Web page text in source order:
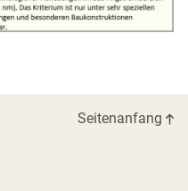
Seitenanfang